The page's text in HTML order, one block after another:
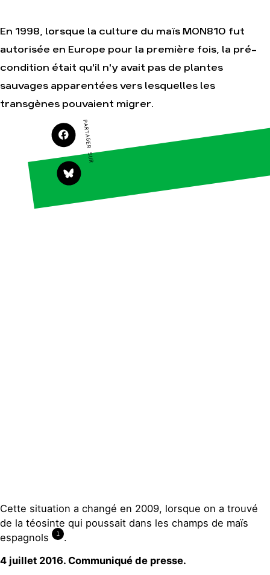
Faire un don
S'engager sur le
Agir au quotidien
Soutenir les
campagnes
Transmettre tout
ou partie de son
thématiques
Agriculture
Forêts
En 1998, lorsque la culture du maïs MON810 fut
autorisée en Europe pour la première fois, la pré-
condition était qu'il n'y avait pas de plantes
sauvages apparentées vers lesquelles les
transgènes pouvaient migrer.
PARTAGER SUR
Cette situation a changé en 2009, lorsque on a trouvé
de la téosinte qui poussait dans les champs de maïs
espagnols
1
.
4 juillet 2016. Communiqué de presse.